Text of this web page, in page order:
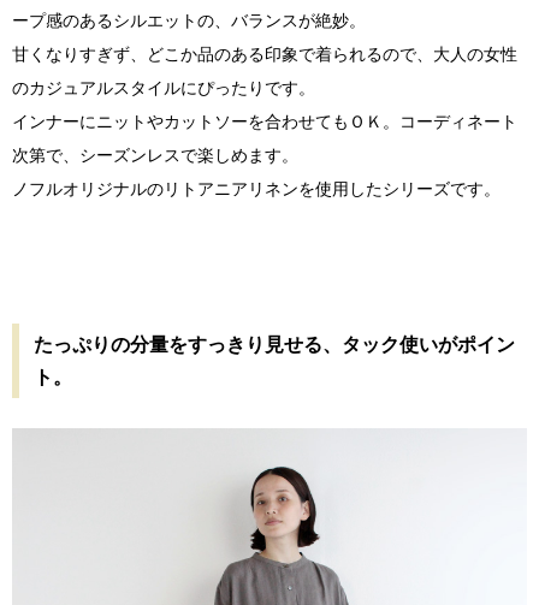
ープ感のあるシルエットの、バランスが絶妙。
甘くなりすぎず、どこか品のある印象で着られるので、大人の女性
のカジュアルスタイルにぴったりです。
インナーにニットやカットソーを合わせてもＯＫ。コーディネート
次第で、シーズンレスで楽しめます。
ノフルオリジナルのリトアニアリネンを使用したシリーズです。
たっぷりの分量をすっきり見せる、タック使いがポイン
ト。